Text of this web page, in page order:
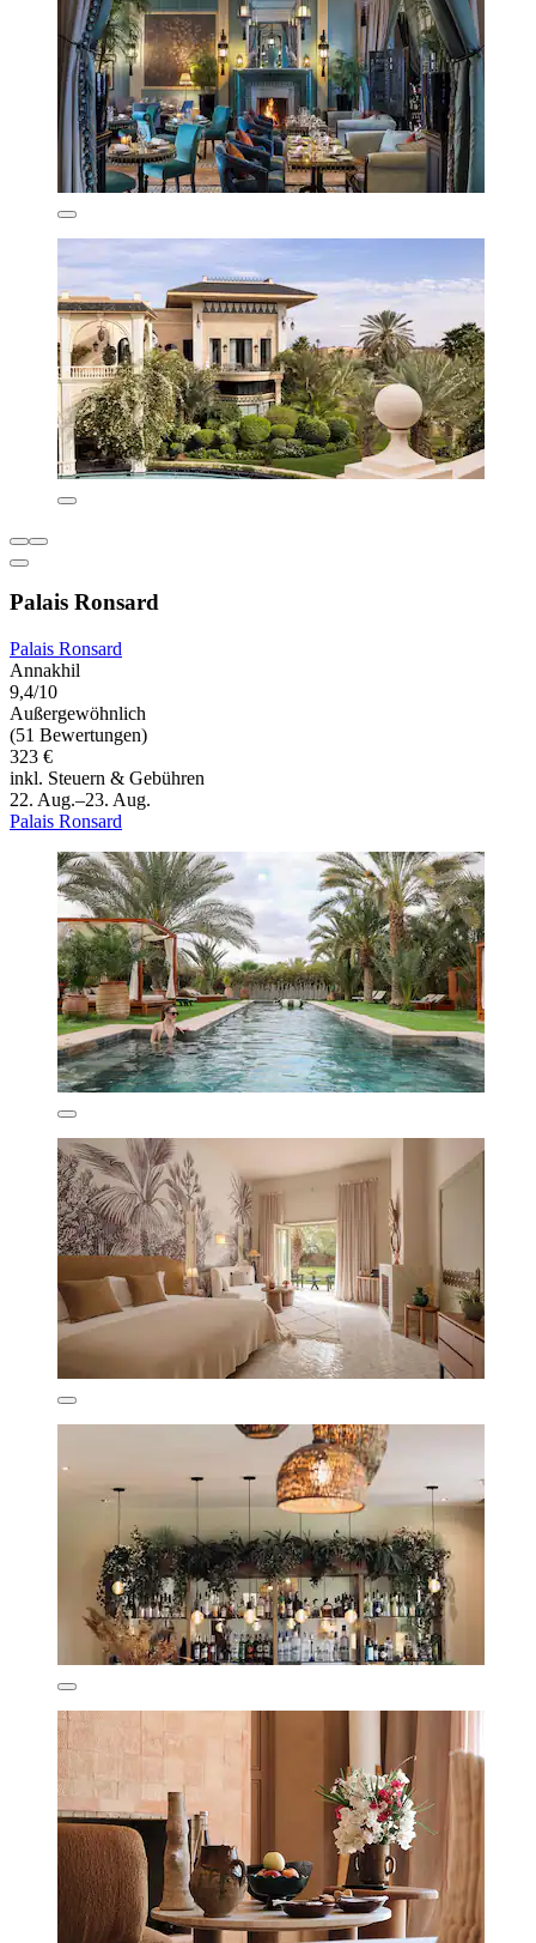
Palais Ronsard
Palais Ronsard
Annakhil
9,4/10
Außergewöhnlich
(51 Bewertungen)
323 €
inkl. Steuern & Gebühren
22. Aug.–23. Aug.
Palais Ronsard